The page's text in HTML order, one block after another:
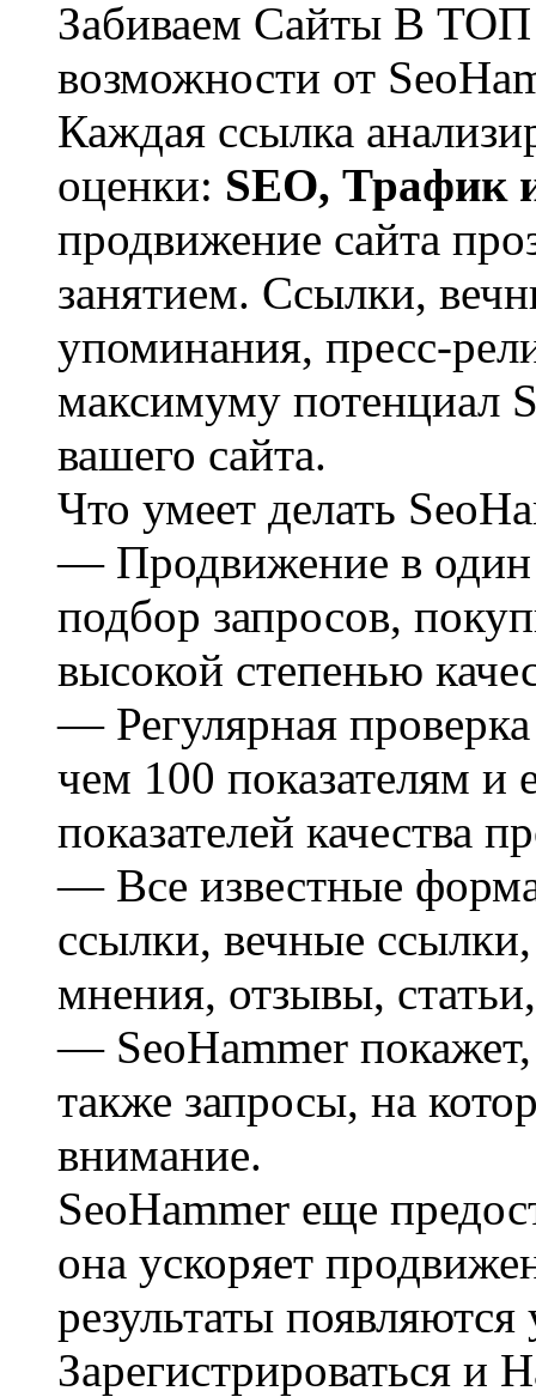
Забиваем Сайты В
возможности от
Каждая ссылка
оценки: SEO, Трафик
продвижение сайта
занятием. Ссылки,
упоминания, пресс-
максимуму потенциал
вашего сайта.
Что умеет делать
— Продвижение в один
подбор запросов,
высокой степенью
— Регулярная
чем 100 показателям и
показателей качества
— Все известные
ссылки, вечные
мнения, отзывы,
— SeoHammer
также запросы, на
внимание.
SeoHammer еще
она ускоряет
результаты
Зарегистрироваться и